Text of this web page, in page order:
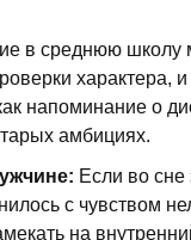
в среднюю школу
характера, и
напоминание о
амбициях.
Если во сне
с чувством
на